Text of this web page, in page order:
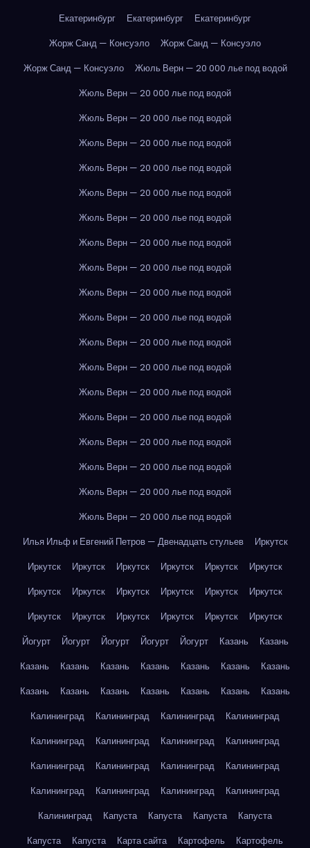
Екатеринбург
Екатеринбург
Екатеринбург
Жорж Санд — Консуэло
Жорж Санд — Консуэло
Жорж Санд — Консуэло
Жюль Верн — 20 000 лье под водой
Жюль Верн — 20 000 лье под водой
Жюль Верн — 20 000 лье под водой
Жюль Верн — 20 000 лье под водой
Жюль Верн — 20 000 лье под водой
Жюль Верн — 20 000 лье под водой
Жюль Верн — 20 000 лье под водой
Жюль Верн — 20 000 лье под водой
Жюль Верн — 20 000 лье под водой
Жюль Верн — 20 000 лье под водой
Жюль Верн — 20 000 лье под водой
Жюль Верн — 20 000 лье под водой
Жюль Верн — 20 000 лье под водой
Жюль Верн — 20 000 лье под водой
Жюль Верн — 20 000 лье под водой
Жюль Верн — 20 000 лье под водой
Жюль Верн — 20 000 лье под водой
Жюль Верн — 20 000 лье под водой
Жюль Верн — 20 000 лье под водой
Илья Ильф и Евгений Петров — Двенадцать стульев
Иркутск
Иркутск
Иркутск Иркутск Иркутск Иркутск
Иркутск
Иркутск
Иркутск Иркутск Иркутск Иркутск
Иркутск
Иркутск
Иркутск Иркутск Иркутск Иркутск
Иркутск
Йогурт
Йогурт Йогурт Йогурт Йогурт Казань
Казань
Казань
Казань Казань Казань Казань Казань
Казань
Казань
Казань Казань Казань Казань Казань
Казань
Калининград
Калининград Калининград
Калининград
Калининград
Калининград Калининград
Калининград
Калининград
Калининград Калининград
Калининград
Калининград
Калининград Калининград
Калининград
Калининград
Капуста Капуста Капуста
Капуста
Капуста
Капуста Карта сайта Картофель
Картофель